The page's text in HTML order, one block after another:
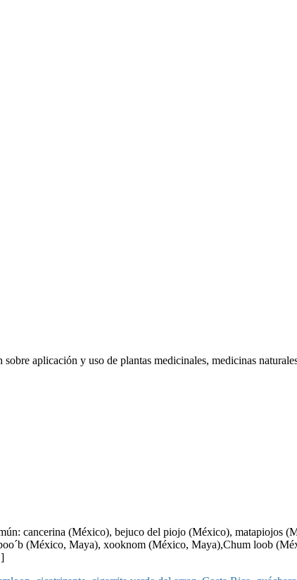
aplicación y uso de plantas medicinales, medicinas
cancerina (México), bejuco del piojo (México), matapiojos
(México, Maya), xooknom (México, Maya),Chum loob